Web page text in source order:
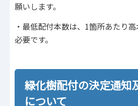
願いします。
・最低配付本数は、1箇所あたり
必要です。
緑化樹配付の決定通知
について